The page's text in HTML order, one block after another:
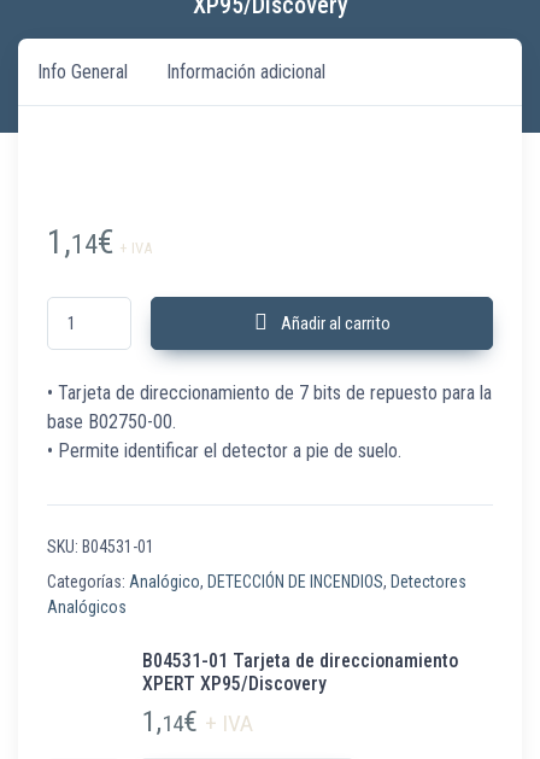
Info General Información adicional
1,14€ + IVA
B04531-01 Tarjeta de direccionamiento XPERT XP95/Discovery cantidad
Añadir al carrito
• Tarjeta de direccionamiento de 7 bits de repuesto para la
base B02750-00.
• Permite identificar el detector a pie de suelo.
SKU: B04531-01
Categorías: Analógico, DETECCIÓN DE INCENDIOS, Detectores
Analógicos
B04531-01 Tarjeta de direccionamiento
XPERT XP95/Discovery
1,14€ + IVA